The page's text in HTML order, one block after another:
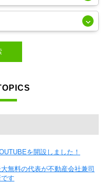
を開設しました！
無料の代表が不動産会社兼司
す